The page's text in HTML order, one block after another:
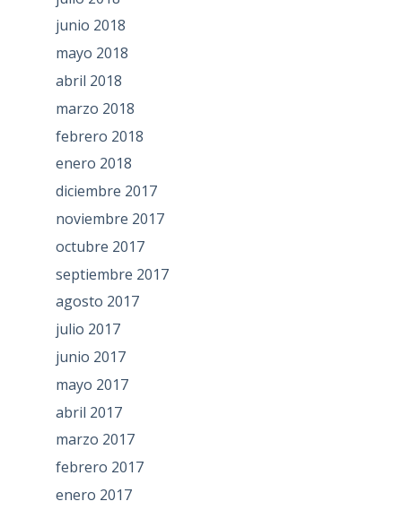
junio 2018
mayo 2018
abril 2018
marzo 2018
febrero 2018
enero 2018
diciembre 2017
noviembre 2017
octubre 2017
septiembre 2017
agosto 2017
julio 2017
junio 2017
mayo 2017
abril 2017
marzo 2017
febrero 2017
enero 2017